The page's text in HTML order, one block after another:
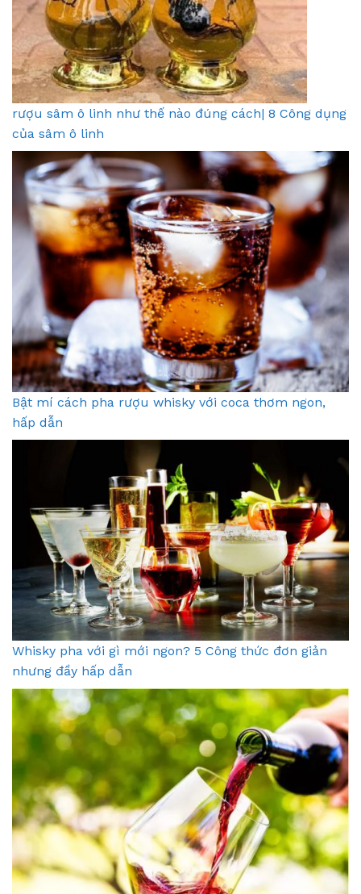
rượu sâm ô linh như thế nào đúng cách| 8 Công dụng
của sâm ô linh
Bật mí cách pha rượu whisky với coca thơm ngon,
hấp dẫn
Whisky pha với gì mới ngon? 5 Công thức đơn giản
nhưng đầy hấp dẫn